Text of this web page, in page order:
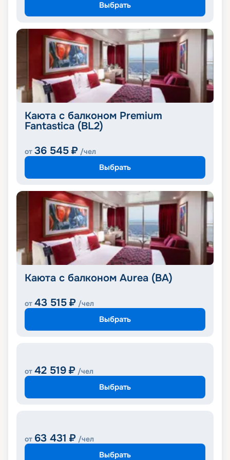
Выбрать
Каюта с балконом Premium
Fantastica (BL2)
от 36 545 ₽ /чел
Выбрать
Каюта с балконом Aurea (BA)
от 43 515 ₽ /чел
Выбрать
от 42 519 ₽ /чел
Выбрать
от 63 431 ₽ /чел
Выбрать